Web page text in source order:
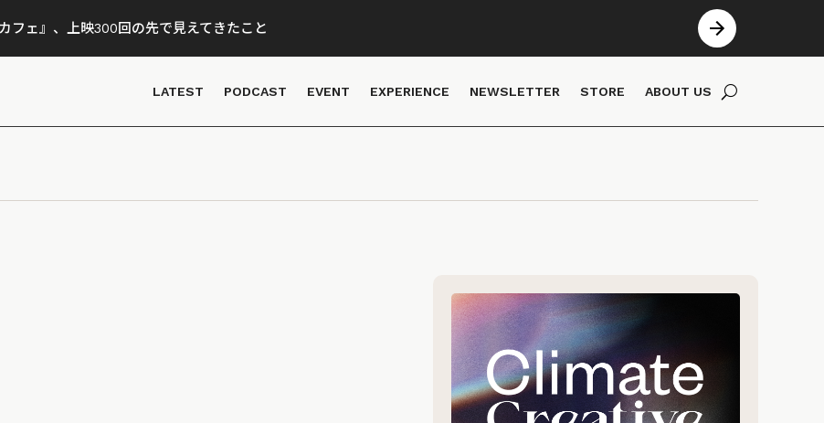
フェ』、上映300回の先で見えてきたこと
LATEST PODCAST EVENT EXPERIENCE NEWSLETTER STORE ABOUT US